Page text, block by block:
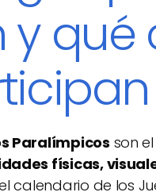
y
Paralímpicos son
físicas,
calendario de los